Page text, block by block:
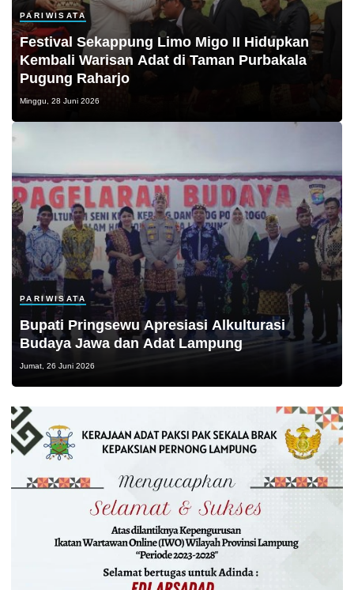
PARIWISATA
Festival Sekappung Limo Migo II Hidupkan
Kembali Warisan Adat di Taman Purbakala
Pugung Raharjo
Minggu, 28 Juni 2026
PARIWISATA
Bupati Pringsewu Apresiasi Alkulturasi
Budaya Jawa dan Adat Lampung
Jumat, 26 Juni 2026